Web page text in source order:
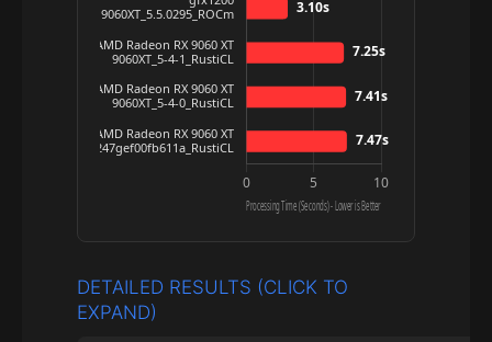
DETAILED RESULTS (CLICK TO
EXPAND)